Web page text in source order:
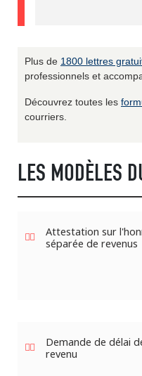
Plus de 1800 lettres
professionnels et
Découvrez toutes les
courriers.
LES MODÈLES
Attestation sur
séparée de revenus
Demande de délai
revenu